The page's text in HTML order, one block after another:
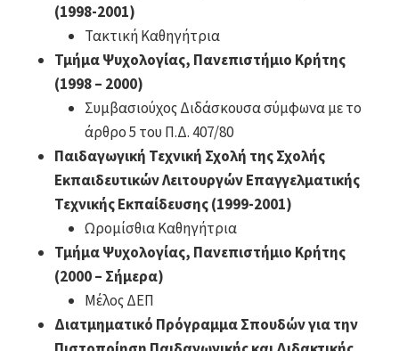
(1998-2001)
Τακτική Καθηγήτρια
Τμήμα Ψυχολογίας, Πανεπιστήμιο Κρήτης
(1998 – 2000)
Συμβασιούχος Διδάσκουσα σύμφωνα με το
άρθρο 5 του Π.Δ. 407/80
Παιδαγωγική Τεχνική Σχολή της Σχολής
Εκπαιδευτικών Λειτουργών Επαγγελματικής
Τεχνικής Εκπαίδευσης (1999-2001)
Ωρομίσθια Καθηγήτρια
Τμήμα Ψυχολογίας, Πανεπιστήμιο Κρήτης
(2000 – Σήμερα)
Μέλος ΔΕΠ
Διατμηματικό Πρόγραμμα Σπουδών για την